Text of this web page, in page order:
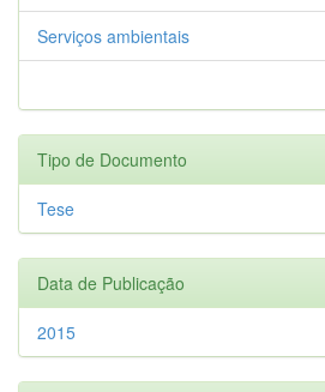
Serviços ambientais
Tipo de Documento
Tese
Data de Publicação
2015